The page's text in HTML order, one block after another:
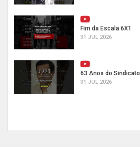
Fim da Escala 6X1
31 JUL 2026
63 Anos do Sindicato
31 JUL 2026